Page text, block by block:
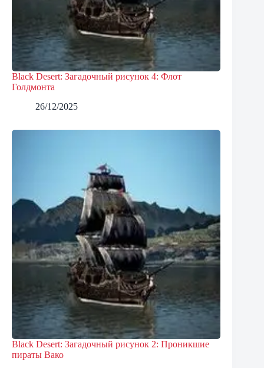
Black Desert: Загадочный рисунок 4: Флот
Голдмонта
26/12/2025
Black Desert: Загадочный рисунок 2: Проникшие
пираты Вако